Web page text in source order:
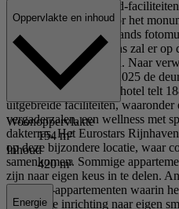
omgeven door high end-
House geflankeerd door het
een inspirerend Nederlands
wordt gevestigd. Tevens zal er
hotel worden gevestigd. Naar
Rijnhaven Hotel eind 2025 de
aan de Rijnhaven. Het hotel telt
uitgebreide faciliteiten, waaronder
vergaderzalen, een wellness met
dakterras. Het Eurostars
op deze bijzondere locatie, waar
samenkomen. Sommige
zijn naar eigen keus in te delen.
signature-appartementen waarin
de verdere inrichting naar eigen
Oppervlakte en inhoud
Woonoppervlakte
154 m²
Inhoud
420 m³
Energie